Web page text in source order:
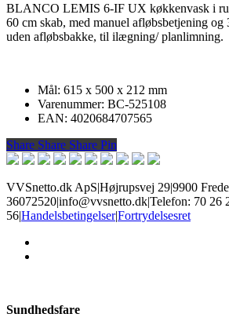
BLANCO LEMIS 6-IF UX køkkenvask i
60 cm skab, med manuel afløbsbetjening og
uden afløbsbakke, til ilægning/ planlimning.
Mål: 615 x 500 x 212 mm
Varenummer: BC-525108
EAN: 4020684707565
Share
Share Share Share Pin
VVSnetto.dk ApS|Højrupsvej 29|9900
36072520|info@vvsnetto.dk|Telefon: 70 26
56|Handelsbetingelser|Fortrydelsesret
Sundhedsfare